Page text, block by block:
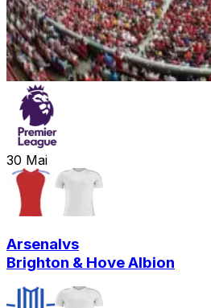
30 Mai
Arsenalvs
Brighton & Hove Albion